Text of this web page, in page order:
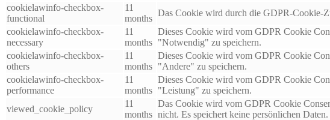
cookielawinfo-checkbox-
functional
11
months
Das Cookie wird durch die GDPR-Cookie-
cookielawinfo-checkbox-
necessary
11
months
Dieses Cookie wird vom GDPR Cookie
"Notwendig" zu speichern.
cookielawinfo-checkbox-
others
11
months
Dieses Cookie wird vom GDPR Cookie
"Andere" zu speichern.
cookielawinfo-checkbox-
performance
11
months
Dieses Cookie wird vom GDPR Cookie
"Leistung" zu speichern.
viewed_cookie_policy
11
months
Das Cookie wird vom GDPR Cookie
nicht. Es speichert keine persönlichen Daten.